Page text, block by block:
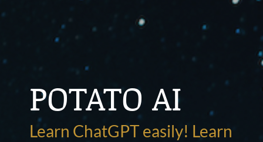
POTATO AI
Learn ChatGPT easily! Learn